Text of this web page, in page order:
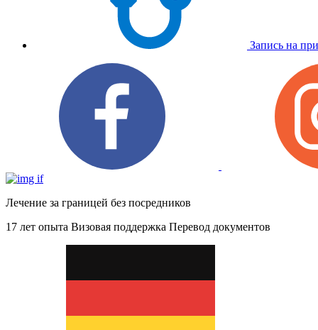
Запись на
Лечение за границей без посредников
17 лет опыта Визовая поддержка Перевод документов